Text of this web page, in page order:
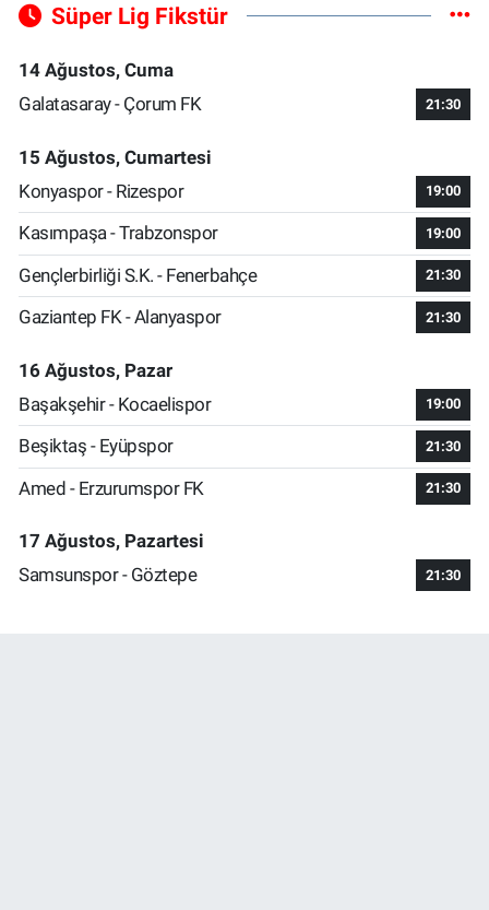
Süper Lig Fikstür
14 Ağustos, Cuma
Galatasaray - Çorum FK
21:30
15 Ağustos, Cumartesi
Konyaspor - Rizespor
19:00
Kasımpaşa - Trabzonspor 19:00
Gençlerbirliği S.K. - Fenerbahçe 21:30
Gaziantep FK - Alanyaspor 21:30
16 Ağustos, Pazar
Başakşehir - Kocaelispor
19:00
Beşiktaş - Eyüpspor 21:30
Amed - Erzurumspor FK 21:30
17 Ağustos, Pazartesi
Samsunspor - Göztepe
21:30